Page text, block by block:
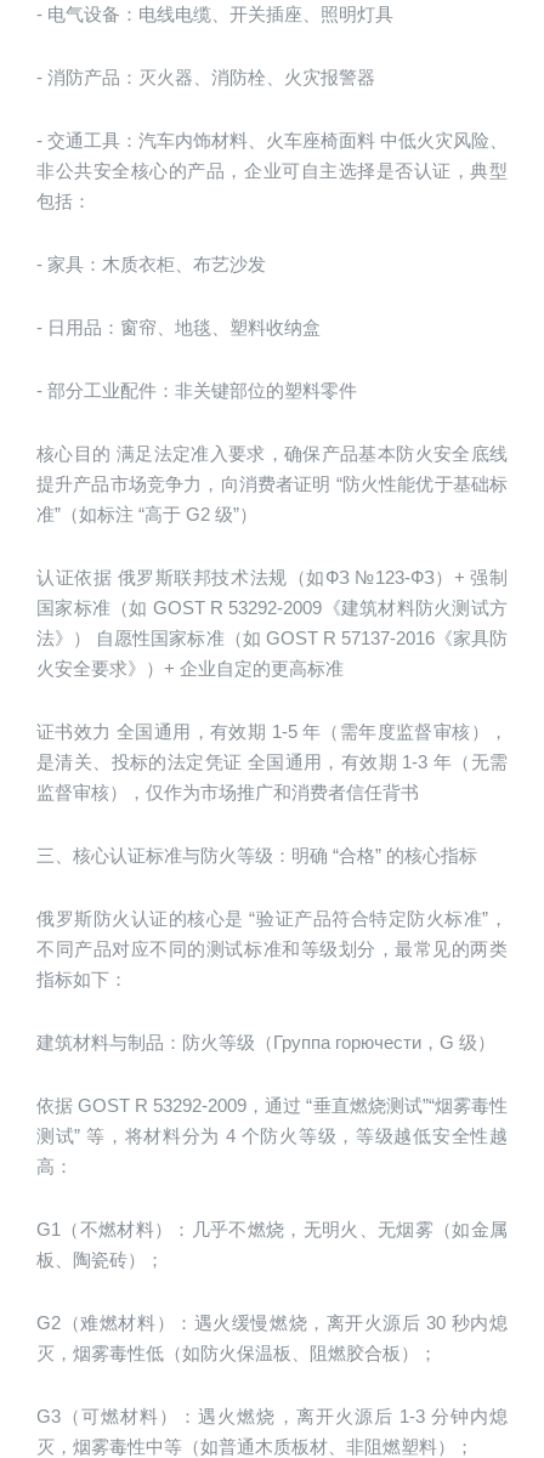
- 电气设备：电线电缆、开关插座、照明灯具
- 消防产品：灭火器、消防栓、火灾报警器
- 交通工具：汽车内饰材料、火车座椅面料 中低火灾风险、
非公共安全核心的产品，企业可自主选择是否认证，典型
包括：
- 家具：木质衣柜、布艺沙发
- 日用品：窗帘、地毯、塑料收纳盒
- 部分工业配件：非关键部位的塑料零件
核心目的 满足法定准入要求，确保产品基本防火安全底线
提升产品市场竞争力，向消费者证明 “防火性能优于基础标
准”（如标注 “高于 G2 级”）
认证依据 俄罗斯联邦技术法规（如ФЗ №123-ФЗ）+ 强制
国家标准（如 GOST R 53292-2009《建筑材料防火测试方
法》） 自愿性国家标准（如 GOST R 57137-2016《家具防
火安全要求》）+ 企业自定的更高标准
证书效力 全国通用，有效期 1-5 年（需年度监督审核），
是清关、投标的法定凭证 全国通用，有效期 1-3 年（无需
监督审核），仅作为市场推广和消费者信任背书
三、核心认证标准与防火等级：明确 “合格” 的核心指标
俄罗斯防火认证的核心是 “验证产品符合特定防火标准”，
不同产品对应不同的测试标准和等级划分，最常见的两类
指标如下：
建筑材料与制品：防火等级（Группа горючести，G 级）
依据 GOST R 53292-2009，通过 “垂直燃烧测试”“烟雾毒性
测试” 等，将材料分为 4 个防火等级，等级越低安全性越
高：
G1（不燃材料）：几乎不燃烧，无明火、无烟雾（如金属
板、陶瓷砖）；
G2（难燃材料）：遇火缓慢燃烧，离开火源后 30 秒内熄
灭，烟雾毒性低（如防火保温板、阻燃胶合板）；
G3（可燃材料）：遇火燃烧，离开火源后 1-3 分钟内熄
灭，烟雾毒性中等（如普通木质板材、非阻燃塑料）；